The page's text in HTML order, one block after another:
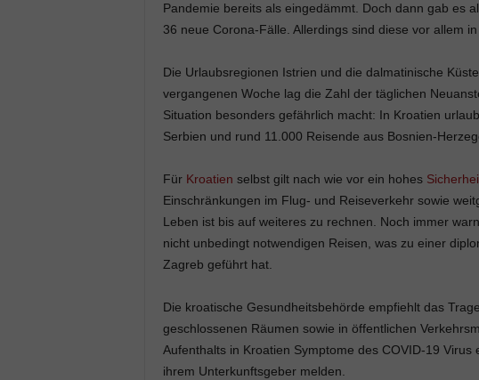
Pandemie bereits als eingedämmt. Doch dann gab es
36 neue Corona-Fälle. Allerdings sind diese vor allem
Die Urlaubsregionen Istrien und die dalmatinische
vergangenen Woche lag die Zahl der täglichen
Situation besonders gefährlich macht: In Kroatien
Serbien und rund 11.000 Reisende aus Bosnien-
Für Kroatien selbst gilt nach wie vor ein hohes
Einschränkungen im Flug- und Reiseverkehr sowie
Leben ist bis auf weiteres zu rechnen. Noch immer
nicht unbedingt notwendigen Reisen, was zu einer
Zagreb geführt hat.
Die kroatische Gesundheitsbehörde empfiehlt das
geschlossenen Räumen sowie in öffentlichen
Aufenthalts in Kroatien Symptome des COVID-19
ihrem Unterkunftsgeber melden.